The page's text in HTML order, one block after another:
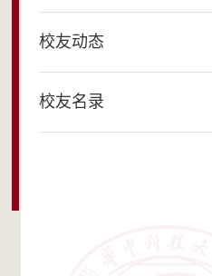
校友动态
校友名录